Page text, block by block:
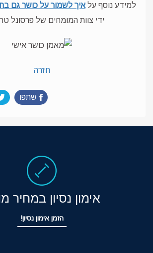
למידע נוסף על איך לשמור על כושר גם
ידי צוות המומחים של פרסונל
חזרה
שתפו
אימון נסיון במחיר
הזמן אימון נסיון!